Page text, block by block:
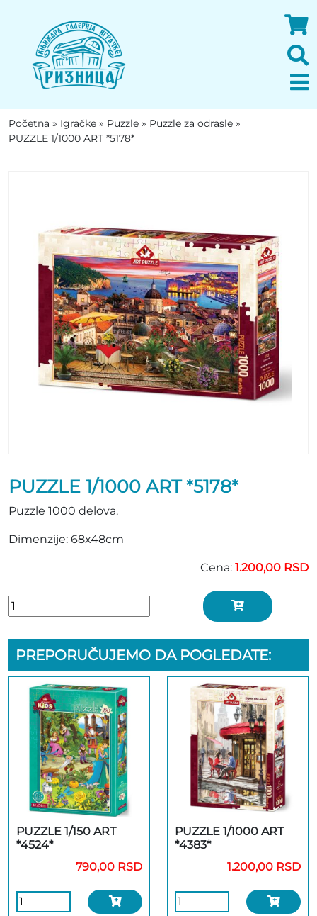
Početna » Igračke » Puzzle » Puzzle za odrasle »
PUZZLE 1/1000 ART *5178*
PUZZLE 1/1000 ART *5178*
Puzzle 1000 delova.
Dimenzije: 68x48cm
Cena: 1.200,00 RSD
PREPORUČUJEMO DA POGLEDATE:
PUZZLE 1/150 ART
*4524*
790,00 RSD
PUZZLE 1/1000 ART
*4383*
1.200,00 RSD